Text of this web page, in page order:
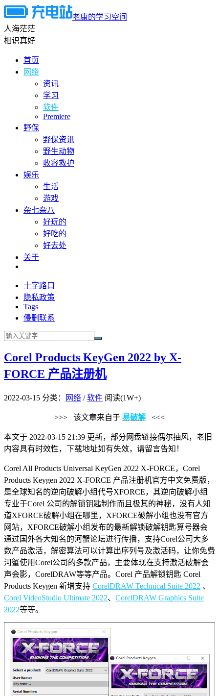
老康的学习空间
人海茫茫
相识真好
首页
网络
资讯
学习
软件
Premiere
野保
野保资讯
野生动物
收容救护
娱乐
生活
游戏
杂七杂八
好玩的
好吃的
好去处
关于
十字路口
隐私政策
Tags
侵删联系
Corel Products KeyGen 2022 by X-
FORCE 产品注册机
2022-03-15 分类： 网络 /软件 阅读(1W+)
>>> 该文章来自于 易破解 <<<
本文于 2022-03-15 21:39 更新，部分网盘链接偶尔抽风，老旧
内容具有时效性，下载地址如有失效，请留言告知！
Corel All Products Universal KeyGen 2022 X-FORCE，Corel
Products Keygen 2022 X-FORCE 产品注册机官方中文免费版，
是全球知名的逆向破解小组代号XFORCE，其逆向破解小组
专业于Corel 公司的解锁钥匙制作而且极其的神秘，没有人知
道XFORCE破解小组在哪里，XFORCE破解小组也没有官方
网站，XFORCE破解小组发布的最新解锁破解钥匙算号器会
通过国外各大知名的河蟹论坛进行传播，支持Corel公司大多
数产品激活，解密算法可以计算出序列号及激活码，让你免费
河蟹使用Corel公司的多款产品，主要体现在支持激活破解会
声会影，CorelDRAW等等产品。Corel 产品解锁钥匙 Corel
Products Keygen 新增支持 CorelDRAW Technical Suite 2022 、
Corel VideoStudio Ultimate 2022、 CorelDRAW Graphics Suite
2022等等。